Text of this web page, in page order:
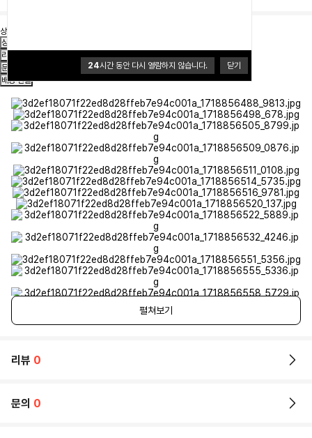
24시간 동안 다시 열람하지 않습니다. 닫기
상품의 재고가 부족하여 구매할 수 없습니다.
상품정보
리뷰
문의
배송·환불
펼쳐보기
리뷰 0
문의 0